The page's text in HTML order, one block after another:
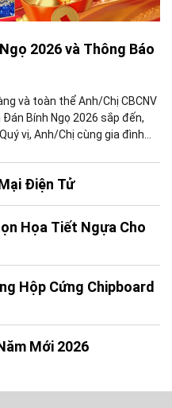
2026 và Thông Báo
và toàn thể Anh/Chị CBCNV
Bính Ngọ 2026 sắp đến,
vị, Anh/Chị cùng gia đình
Điện Tử
Họa Tiết Ngựa Cho
Hộp Cứng Chipboard
Mới 2026